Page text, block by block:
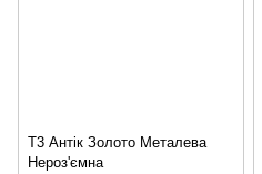
Т3 Антік Золото Металева
Нероз'ємна